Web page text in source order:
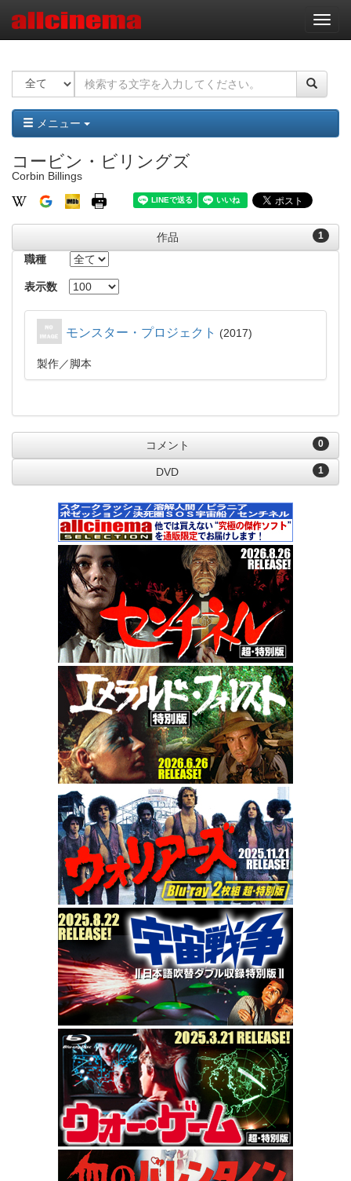
ナ
ビ
ー
ョ
ン
メニュー
コービン・ビリングズ
Corbin Billings
1
作品
職種
表示数
モンスター・プロジェクト 2017
製作 脚本
0
コメント
1
DVD